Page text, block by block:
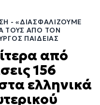
- «ΔΙΑΣΦΑΛΊΖΟΥΜΕ
ΤΟΥΣ ΑΠΌ ΤΟΝ
ΠΑΙΔΕΊΑΣ
από
156
ελληνικά